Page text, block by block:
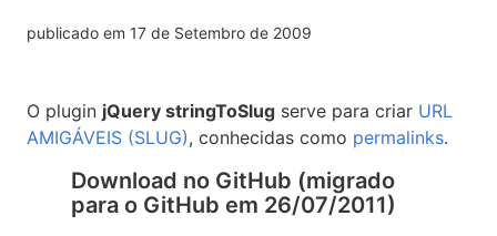
publicado em 17 de Setembro de 2009
O plugin jQuery stringToSlug serve para criar URL
AMIGÁVEIS (SLUG), conhecidas como permalinks.
Download no GitHub (migrado
para o GitHub em 26/07/2011)